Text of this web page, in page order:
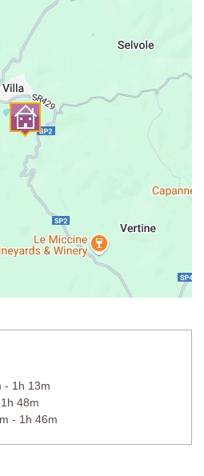
Tisch, Stühle, Pergola
WC (unterhalb des Poolbereichs)
50 Meter
- 1h 13m
48m
- 1h 46m